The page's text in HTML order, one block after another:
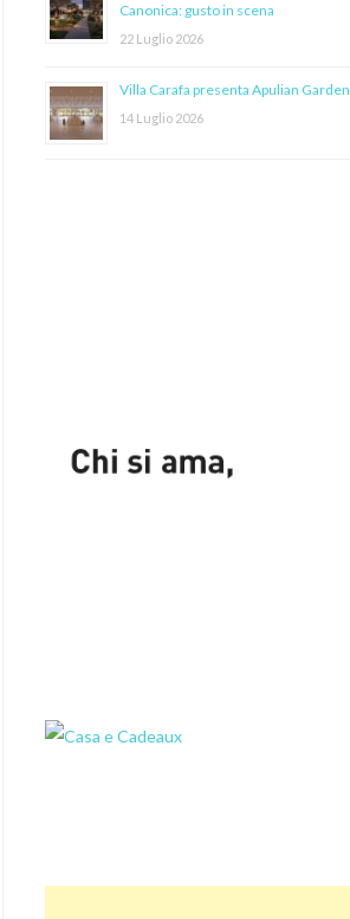
Canonica: gusto in scena
22 Luglio 2026
Villa Carafa presenta Apulian Garden
14 Luglio 2026